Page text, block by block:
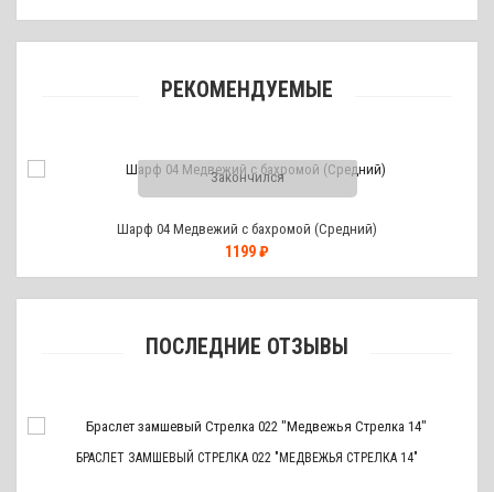
РЕКОМЕНДУЕМЫЕ
Закончился
Шарф 04 Медвежий с бахромой (Средний)
1199 ₽
ПОСЛЕДНИЕ ОТЗЫВЫ
БРАСЛЕТ ЗАМШЕВЫЙ СТРЕЛКА 022 "МЕДВЕЖЬЯ СТРЕЛКА 14"